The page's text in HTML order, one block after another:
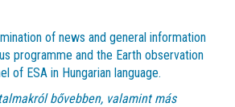
of news and general information
programme and the Earth observation
of ESA in Hungarian language.
bővebben, valamint más